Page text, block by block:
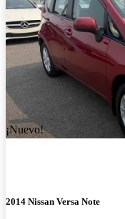
¡Nuevo!
2014 Nissan Versa Note